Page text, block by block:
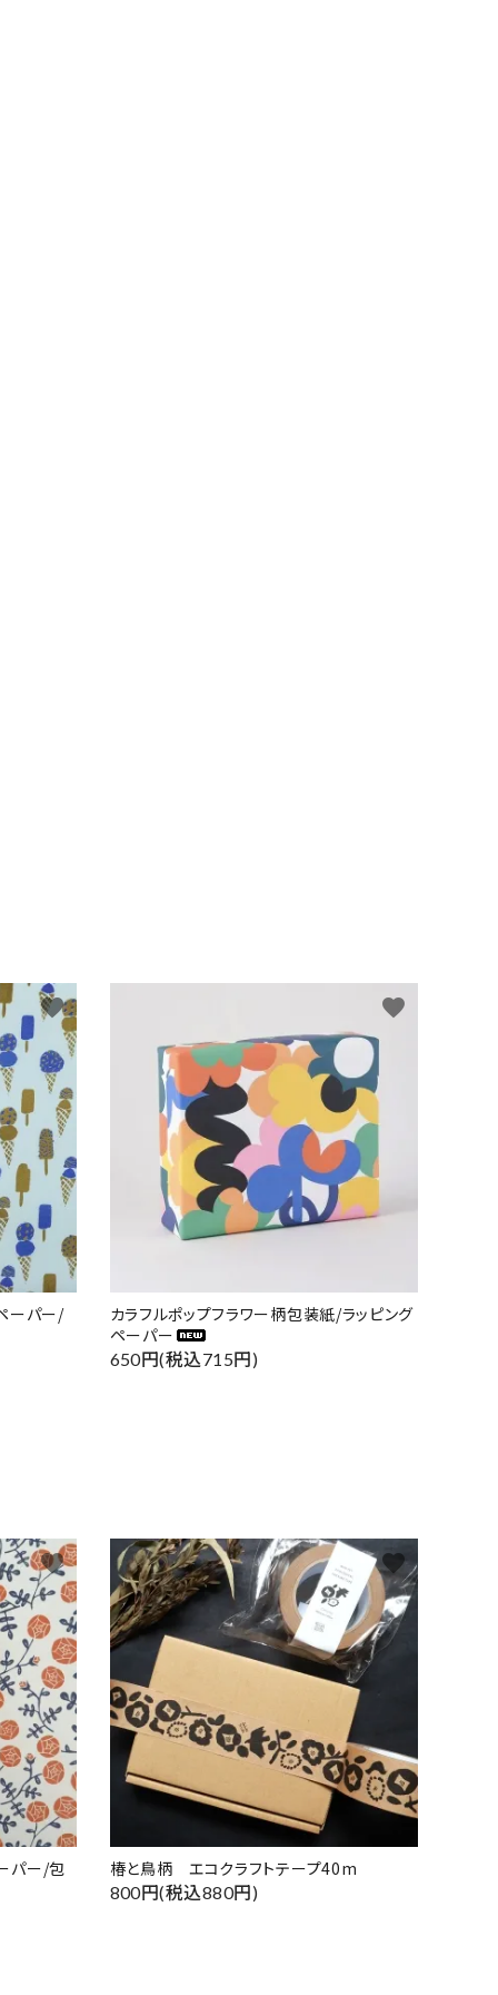
ーパー/
favorite
カラフルポップフラワー柄包装紙/ラッピング
ペーパー
650円(税込715円)
favorite
パー/包
favorite
椿と鳥柄 エコクラフトテープ40m
800円(税込880円)
favorite